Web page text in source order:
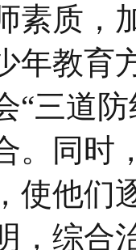
素质，
年教育
“三道
。同时
使他们
，综合